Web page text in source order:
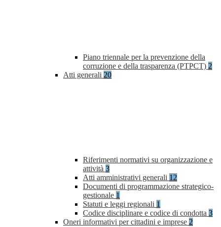
Piano triennale per la prevenzione della
corruzione e della trasparenza (PTPCT) 2
Atti generali 20
Riferimenti normativi su organizzazione e
attività 3
Atti amministrativi generali 12
Documenti di programmazione strategico-
gestionale 1
Statuti e leggi regionali 1
Codice disciplinare e codice di condotta 3
Oneri informativi per cittadini e imprese 2